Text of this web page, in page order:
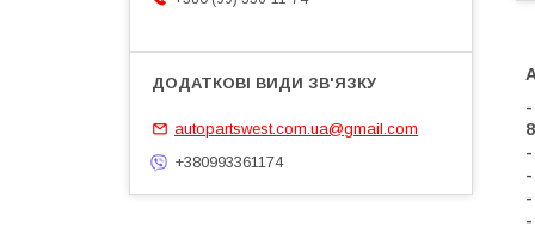
autopartswest.com.ua@gmail.com
+380993361174